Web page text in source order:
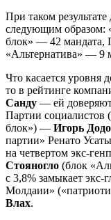
При таком
следующим образом:
блок» — 42
«Альтернатива» — 9
Что касается уровня
то в рейтинге
Санду — ей
Партии социалистов
блок») — Игорь
партии» Ренато
на четвертом экс-
Стояногло (блок
с 3,8% замыкает экс-
Молдаии»
Влах.